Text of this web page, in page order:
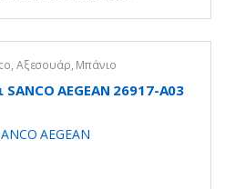
, Αξεσουάρ, Μπάνιο
AEGEAN 26917-Α03